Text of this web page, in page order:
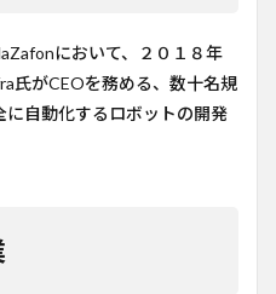
において、２０１８年
氏がCEOを務める、数十名規
自動化するロボットの開発